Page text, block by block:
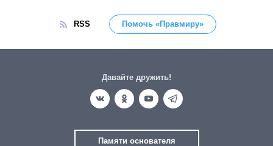
RSS Помочь «Правмиру»
Давайте дружить!
Памяти основателя